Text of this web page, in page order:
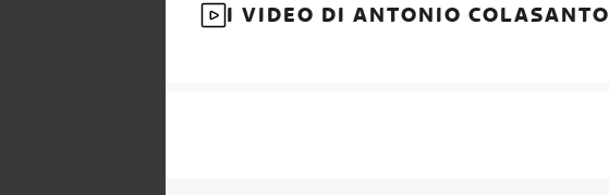
I VIDEO DI ANTONIO COLASANTO